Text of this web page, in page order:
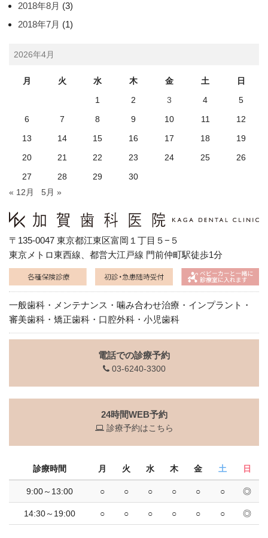
2018年8月 (3)
2018年7月 (1)
2026年4月
月 火 水 木 金 土
日
1
2 3 4
5
6
7 8 9 10 11
12
13
14 15 16 17 18
19
20
21 22 23 24 25
26
27
28 29
30
« 12月
5月 »
〒135-0047 東京都江東区富岡１丁目５−５
東京メトロ東西線、都営大江戸線 門前仲町駅徒歩1分
一般歯科・メンテナンス・噛み合わせ治療・インプラント・
審美歯科・矯正歯科・口腔外科・小児歯科
電話での診療予約
03-6240-3300
24時間WEB予約
診療予約はこちら
診療時間 月 火 水 木 金 土 日
9:00～13:00 ○ ○ ○ ○ ○ ○ ◎
14:30～19:00 ○ ○ ○ ○ ○ ○ ◎